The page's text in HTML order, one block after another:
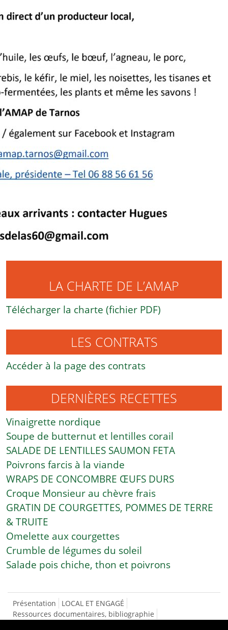
LA CHARTE DE L’AMAP
Télécharger la charte (fichier PDF)
LES CONTRATS
Accéder à la page des contrats
DERNIÈRES RECETTES
Vinaigrette nordique
Soupe de butternut et lentilles corail
SALADE DE LENTILLES SAUMON FETA
Poivrons farcis à la viande
WRAPS DE CONCOMBRE ŒUFS DURS
Croque Monsieur au chèvre frais
GRATIN DE COURGETTES, POMMES DE TERRE
& TRUITE
Omelette aux courgettes
Crumble de légumes du soleil
Salade pois chiche, thon et poivrons
Présentation
LOCAL ET ENGAGÉ
Ressources documentaires, bibliographie